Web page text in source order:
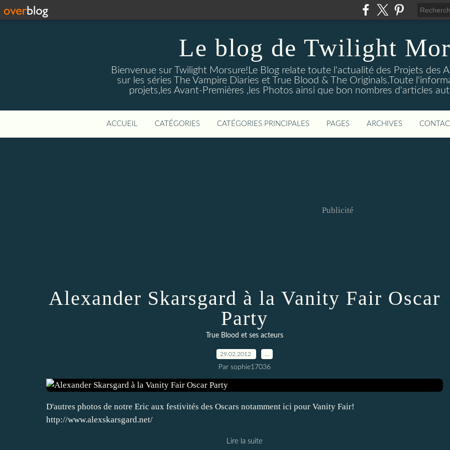
Le blog de Twilight
Bienvenue sur Twilight Morsure!Le Blog relate toute l'actualité des Projets des
sur les séries The Vampire Diaries et True Blood & The Originals.Toute
projets,les Avant-Premières ,les Photos ainsi que bon nombres d'articles
ACCUEIL CATÉGORIES CATÉGORIES PRINCIPALES PAGES ARCHIVES
Publicité
Alexander Skarsgard à la Vanity Fair Oscar
Party
True Blood et ses acteurs
29.02.2012
Par sophie17036
D'autres photos de notre Eric aux festivités des Oscars notamment ici pour Vanity Fair!
http://www.alexskarsgard.net/
Lire la suite